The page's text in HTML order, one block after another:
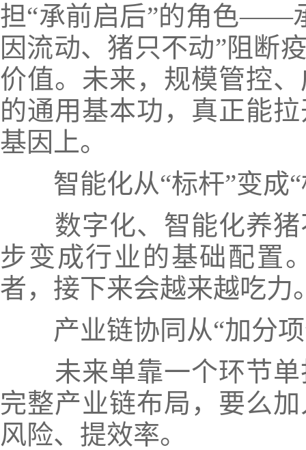
担“承前启后”的角色——
因流动、猪只不动”阻断
价值。未来，规模管控
的通用基本功，真正能
基因上。
智能化从“标杆”变成“
数字化、智能化养猪
步变成行业的基础配置
者，接下来会越来越吃力
产业链协同从“加分项
未来单靠一个环节单
完整产业链布局，要么
风险、提效率。